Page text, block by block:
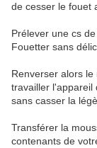
de cesser le fouet
Prélever une cs
Fouetter sans
Renverser alors
travailler l'appareil
sans casser la
Transférer la
contenants de